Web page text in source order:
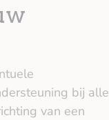
bij alle
van een